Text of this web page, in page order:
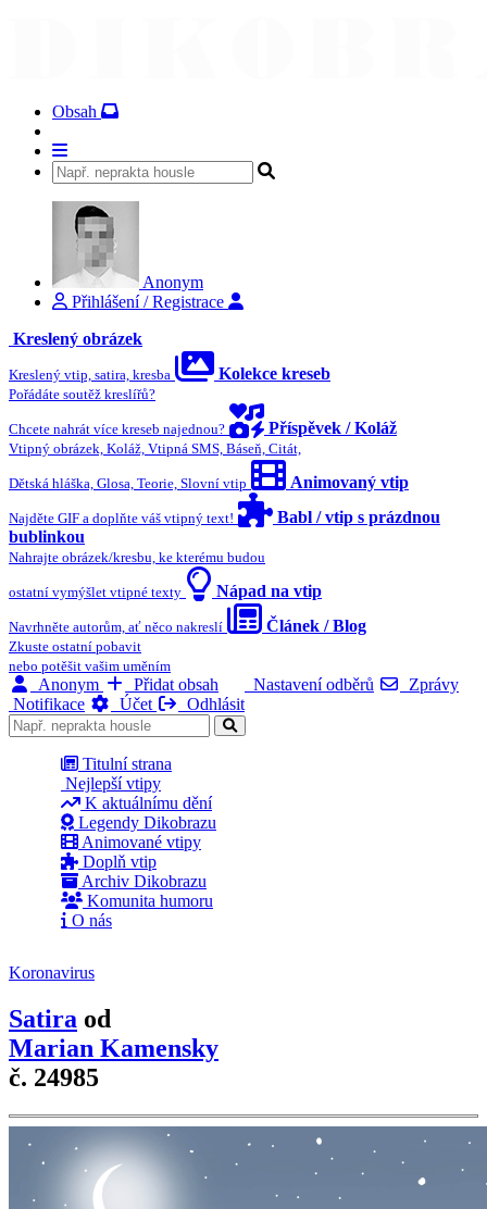
Obsah
Anonym
Přihlášení / Registrace
Kreslený obrázek
Kreslený vtip, satira, kresba Kolekce kreseb
Pořádáte soutěž kreslířů?
Chcete nahrát více kreseb najednou? Příspěvek / Koláž
Vtipný obrázek, Koláž, Vtipná SMS, Báseň, Citát,
Dětská hláška, Glosa, Teorie, Slovní vtip Animovaný vtip
Najděte GIF a doplňte váš vtipný text!
Babl / vtip s prázdnou
bublinkou
Nahrajte obrázek/kresbu, ke kterému budou
ostatní vymýšlet vtipné texty Nápad na vtip
Navrhněte autorům, ať něco nakreslí Článek / Blog
Zkuste ostatní pobavit
nebo potěšit vašim uměním
Anonym Přidat obsah Nastavení odběrů
Zprávy
Notifikace
Účet Odhlásit
Titulní strana
Nejlepší vtipy
K aktuálnímu dění
Legendy Dikobrazu
Animované vtipy
Doplň vtip
Archiv Dikobrazu
Komunita humoru
O nás
Koronavirus
Satira od
Marian Kamensky
č. 24985